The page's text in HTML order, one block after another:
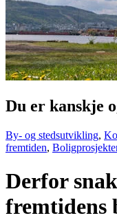
Du er kanskje
By- og stedsutvikling,
fremtiden,
Derfor
fremtidens